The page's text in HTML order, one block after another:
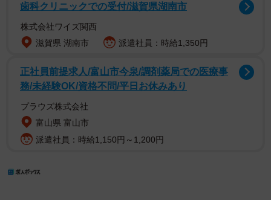
歯科クリニックでの受付/滋賀県湖南市
株式会社ワイズ関西
滋賀県 湖南市
派遣社員：時給1,350円
正社員前提求人/富山市今泉/調剤薬局での医療事
務/未経験OK/資格不問/平日お休みあり
プラウズ株式会社
富山県 富山市
派遣社員：時給1,150円～1,200円